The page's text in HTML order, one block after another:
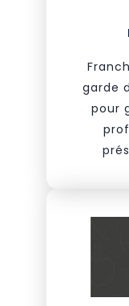
garde
pour